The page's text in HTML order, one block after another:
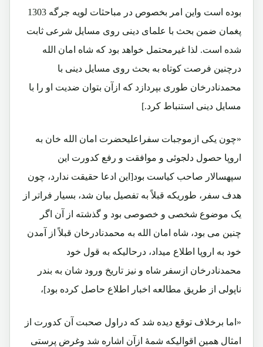
بوده است واین امر بخصوص در مباحثات لویه جرگه 1303
پغمان ضمن بحث با علمای دینی روی مسایل شرعی ثابت
شده است. لذا غیرمحتمل خواهد بود که شاه امان الله
درچنین فرصت کوتاه به بحث روی مسایل دینی با
محمدنادرخان طوری بپردازد که ازآن بتوان ضدیت او را با
مسایل دینی استنباط کرد.]
«چون یکی ازموجبات سفراعلیحضرت امان الله خان به
اروپا حصول دلجوئی و موافقت و رفع کدورت این
سپهسالار صاحب کیاست بود[این ادعا حقیقت ندارد، چون
هدف سفر، طوریکه قبلاً به تفصیل بیان شد، بسیار فراتر از
یک موضوع شخصی و خصوصی بود و گذشته از آن اگر
چنین می بود، شاه امان الله به محمدنادرخان قبلاً از آمدن
خود به اروپا اطلاع میداد، درحالیکه به قول خود
محمدنادرخان ازسفر شاه و نیز تاریخ ورود شان به بندر
ناپولی از طریق مطالعه اخبار اطلاع حاصل کرده بود]،
«اما برخلاف توقع دیده شد که دراول صحبت آن کدورت از
امثال همین اقوالیکه شمۀ ازآن اشاره شد وغرض پرستی